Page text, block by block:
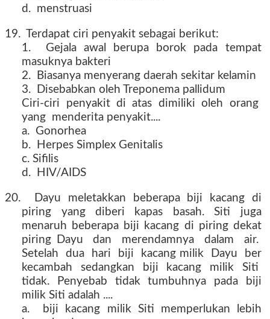
d. menstruasi
19. Terdapat ciri penyakit sebagai berikut:
1. Gejala awal berupa borok pada tempat
masuknya bakteri
2. Biasanya menyerang daerah sekitar kelamin
3. Disebabkan oleh Treponema pallidum
Ciri-ciri penyakit di atas dimiliki oleh orang
yang menderita penyakit....
a. Gonorhea
b. Herpes Simplex Genitalis
c. Sifilis
d. HIV/AIDS
20. Dayu meletakkan beberapa biji kacang di
piring yang diberi kapas basah. Siti juga
menaruh beberapa biji kacang di piring dekat
piring Dayu dan merendamnya dalam air.
Setelah dua hari biji kacang milik Dayu ber
kecambah sedangkan biji kacang milik Siti
tidak. Penyebab tidak tumbuhnya pada biji
milik Siti adalah ....
a. biji kacang milik Siti memperlukan lebih